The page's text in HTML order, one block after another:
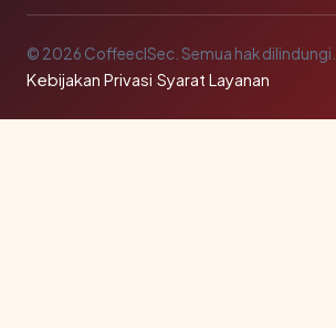
© 2026 CoffeeclSec. Semua hak dilindungi.
Kebijakan Privasi·Syarat Layanan